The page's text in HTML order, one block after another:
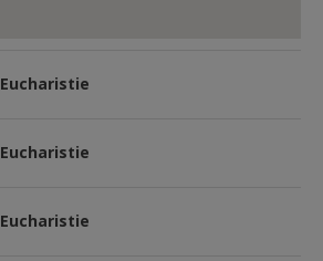
Eucharistie
Eucharistie
Eucharistie